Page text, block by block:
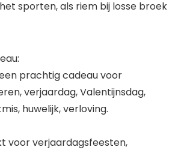
sporten, als riem bij losse broek
prachtig cadeau voor
verjaardag, Valentijnsdag,
huwelijk, verloving.
voor verjaardagsfeesten,